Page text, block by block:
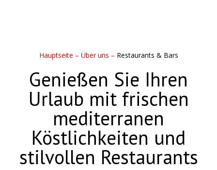
Hauptseite – Über uns – Restaurants & Bars
Genießen Sie Ihren
Urlaub mit frischen
mediterranen
Köstlichkeiten und
stilvollen Restaurants